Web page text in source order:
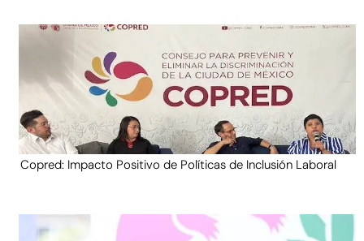
Copred: Impacto Positivo de Políticas de Inclusión Laboral